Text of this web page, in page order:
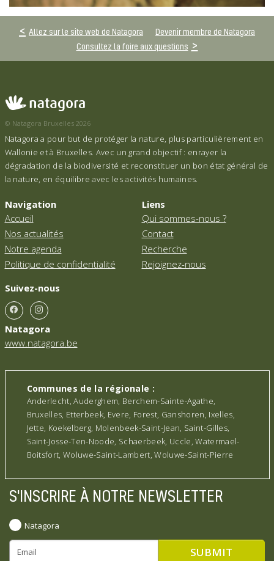
Allez sur le site web de Natagora
Devenir membre de Natagora
Consultez la foire aux questions
© Natagora Bruxelles 2026
Natagora a pour but de protéger la nature, plus particulièrement en
Wallonie et à Bruxelles. Avec un grand objectif : enrayer la
dégradation de la biodiversité et reconstituer un bon état général de
la nature, en équilibre avec les activités humaines.
Navigation
Accueil
Nos actualités
Notre agenda
Politique de confidentialité
Liens
Qui sommes-nous ?
Contact
Recherche
Rejoignez-nous
Suivez-nous
Natagora
www.natagora.be
Communes de la régionale :
Anderlecht, Auderghem, Berchem-Sainte-Agathe,
Bruxelles, Etterbeek, Evere, Forest, Ganshoren, Ixelles,
Jette, Koekelberg, Molenbeek-Saint-Jean, Saint-Gilles,
Saint-Josse-Ten-Noode, Schaerbeek, Uccle, Watermael-
Boitsfort, Woluwe-Saint-Lambert, Woluwe-Saint-Pierre
S'INSCRIRE À NOTRE NEWSLETTER
Natagora